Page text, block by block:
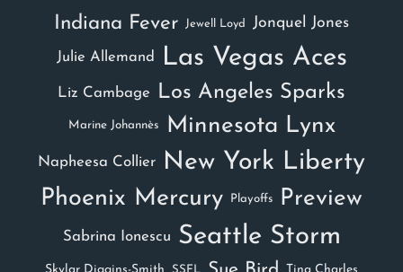
Indiana Fever Jewell Loyd Jonquel Jones
Julie Allemand Las Vegas Aces
Liz Cambage Los Angeles Sparks
Marine Johannès Minnesota Lynx
Napheesa Collier New York Liberty
Phoenix Mercury Playoffs Preview
Sabrina Ionescu Seattle Storm
SSFL